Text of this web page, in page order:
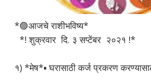
*🟣आजचे राशीभविष्य*
*! शुक्रवार दि. ३ सप्टेंबर २०२१ !*
१) *मेष*▪️ घरासाठी कर्ज प्रकरण